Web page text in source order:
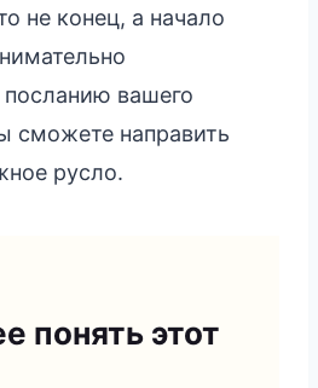
не конец, а начало
вашего
сможете направить
русло.
понять этот